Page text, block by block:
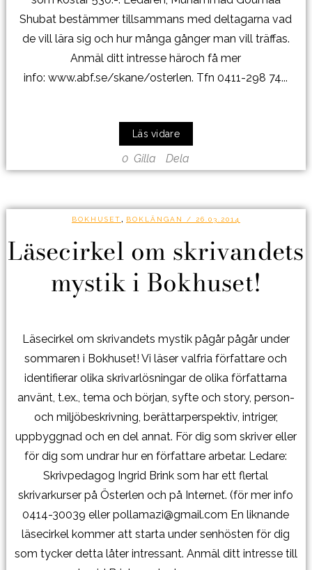
Shubat bestämmer tillsammans med deltagarna vad
de vill lära sig och hur många gånger man vill träffas.
Anmäl ditt intresse häroch få mer
info: www.abf.se/skane/osterlen. Tfn 0411-298 74...
Läs vidare
0 Gilla Dela
BOKHUSET BOKLÄNGAN / 26.03.2014
Läsecirkel om skrivandets
mystik i Bokhuset!
Läsecirkel om skrivandets mystik pågår pågår under
sommaren i Bokhuset! Vi läser valfria författare och
identifierar olika skrivarlösningar de olika författarna
använt, t.ex., tema och början, syfte och story, person-
och miljöbeskrivning, berättarperspektiv, intriger,
uppbyggnad och en del annat. För dig som skriver eller
för dig som undrar hur en författare arbetar. Ledare:
Skrivpedagog Ingrid Brink som har ett flertal
skrivarkurser på Österlen och på Internet. (för mer info
0414-30039 eller pollamazi@gmail.com En liknande
läsecirkel kommer att starta under senhösten för dig
som tycker detta låter intressant. Anmäl ditt intresse till